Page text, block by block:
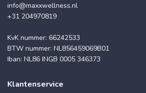
info@maxxwellness.nl
+31 204970819
KvK nummer: 66242533
BTW nummer: NL856459069B01
Iban: NL86 INGB 0005 346373
Klantenservice